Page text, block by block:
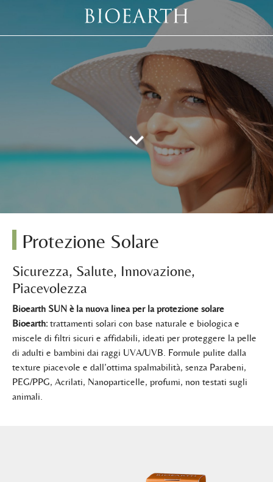
Protezione Solare
Sicurezza, Salute, Innovazione,
Piacevolezza
Bioearth SUN è la nuova linea per la protezione solare
Bioearth:trattamenti solari con base naturale e biologica e
miscele di filtri sicuri e affidabili, ideati per proteggere la pelle
di adulti e bambini dai raggi UVA/UVB. Formule pulite dalla
texture piacevole e dall’ottima spalmabilità, senza Parabeni,
PEG/PPG, Acrilati, Nanoparticelle, profumi, non testati sugli
animali.